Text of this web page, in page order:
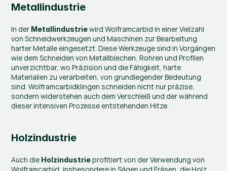
Metallindustrie
In der Metallindustrie wird Wolframcarbid in einer Vielzahl
von Schneidwerkzeugen und Maschinen zur Bearbeitung
harter Metalle eingesetzt. Diese Werkzeuge sind in Vorgängen
wie dem Schneiden von Metallblechen, Rohren und Profilen
unverzichtbar, wo Präzision und die Fähigkeit, harte
Materialien zu verarbeiten, von grundlegender Bedeutung
sind. Wolframcarbidklingen schneiden nicht nur präzise,
sondern widerstehen auch dem Verschleiß und der während
dieser intensiven Prozesse entstehenden Hitze.
Holzindustrie
Auch die Holzindustrie profitiert von der Verwendung von
Wolframcarbid, insbesondere in Sägen und Fräsen, die Holz